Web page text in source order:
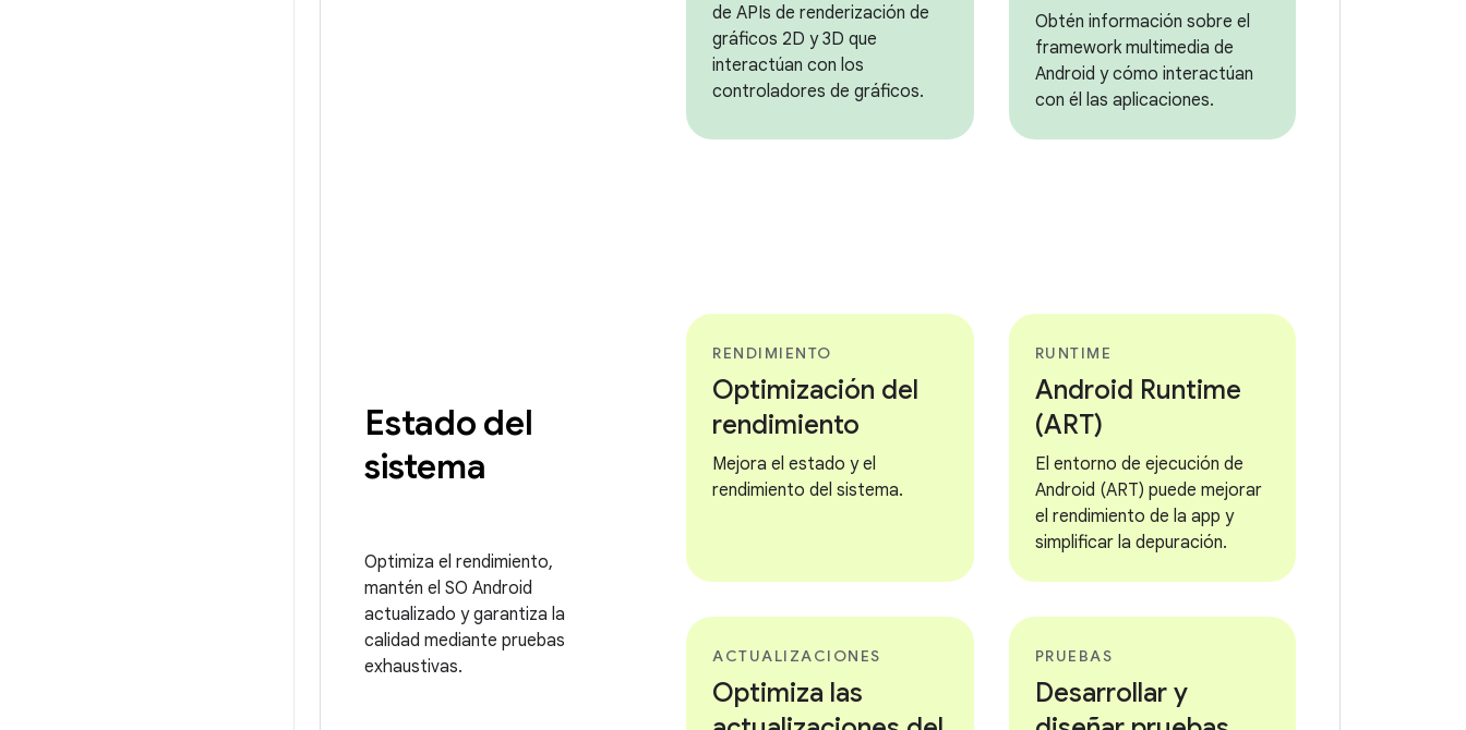
de APIs de renderización de
gráficos 2D y 3D que
interactúan con los
controladores de gráficos.
Obtén información sobre el
framework multimedia de
Android y cómo interactúan
con él las aplicaciones.
Estado del
sistema
Optimiza el rendimiento,
mantén el SO Android
actualizado y garantiza la
calidad mediante pruebas
exhaustivas.
RENDIMIENTO
Optimización del
rendimiento
Mejora el estado y el
rendimiento del sistema.
RUNTIME
Android Runtime
(ART)
El entorno de ejecución de
Android (ART) puede mejorar
el rendimiento de la app y
simplificar la depuración.
ACTUALIZACIONES
Optimiza las
PRUEBAS
Desarrollar y